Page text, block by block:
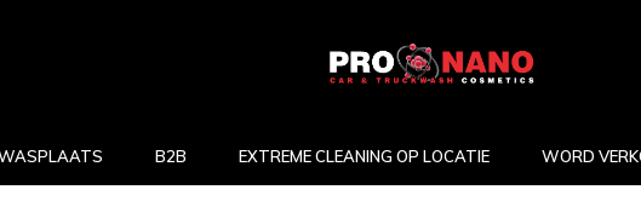
B2B EXTREME CLEANING OP LOCATIE WORD